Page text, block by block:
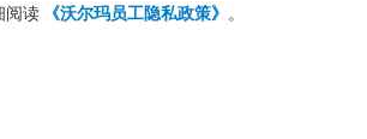
阅读 《沃尔玛员工隐私政策》 。